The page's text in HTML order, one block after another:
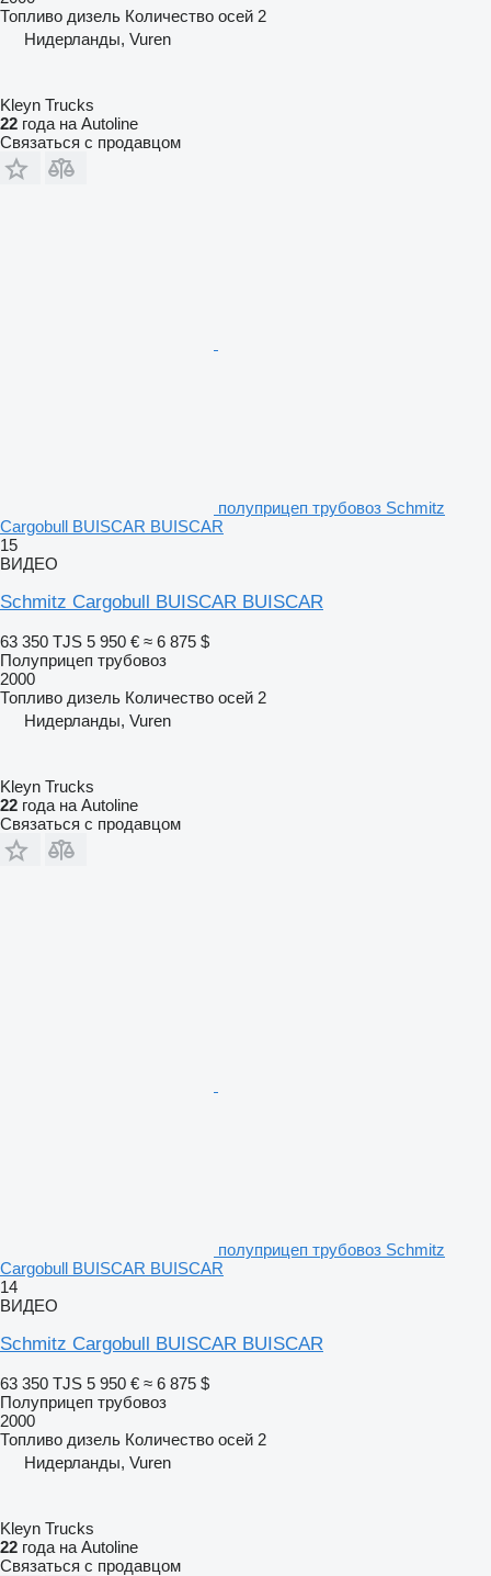
Топливо дизель Количество осей 2
Нидерланды, Vuren
Kleyn Trucks
22 года на Autoline
Связаться с продавцом
полуприцеп трубовоз Schmitz
Cargobull BUISCAR BUISCAR
15
ВИДЕО
Schmitz Cargobull BUISCAR BUISCAR
63 350 TJS 5 950 € ≈ 6 875 $
Полуприцеп трубовоз
2000
Топливо дизель Количество осей 2
Нидерланды, Vuren
Kleyn Trucks
22 года на Autoline
Связаться с продавцом
полуприцеп трубовоз Schmitz
Cargobull BUISCAR BUISCAR
14
ВИДЕО
Schmitz Cargobull BUISCAR BUISCAR
63 350 TJS 5 950 € ≈ 6 875 $
Полуприцеп трубовоз
2000
Топливо дизель Количество осей 2
Нидерланды, Vuren
Kleyn Trucks
22 года на Autoline
Связаться с продавцом